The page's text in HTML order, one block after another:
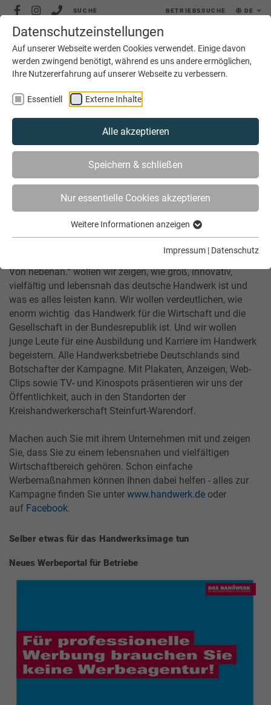
Datenschutzeinstellungen
Auf unserer Webseite werden Cookies verwendet. Einige davon
werden zwingend benötigt, während es uns andere ermöglichen,
Ihre Nutzererfahrung auf unserer Webseite zu verbessern.
Essentiell Externe Inhalte
Alle akzeptieren
Speichern & schließen
Nur essentielle Cookies akzeptieren
Weitere Informationen anzeigen
Impressum | Datenschutz
SUCHE BETRIEBSSUCHE DE
MENÜ
SERVICE
MARKETING
IMAGEKAMPAGNE HANDWERK
Die Imagekampagne des Handwerks
Unter dem Motto „Das Handwerk. Die Wirtschaftsmacht.
Von nebenan.“ wollen wir zeigen, wie groß, innovativ,
vielfältig und lebensnah das deutsche Handwerk ist und
was es alles leisten kann. Wir wollen verdeutlichen, wie
enorm wichtig das Handwerk für die Wirtschaft und die
Gesellschaft in der Bundesrepublik ist. Und wir wollen
junge Leute für eine Ausbildung und Karriere im Handwerk
begeistern. Alle Handwerksbetriebe Deutschlands sind
Botschafter der Kampagne. Mit Plakaten, Anzeigen, Web-
Clips sowie TV- und Kinospots präsentieren wir uns der
Öffentlichkeit, auch in den Standorten der
Kreishandwerkerschaft Steinfurt-Warendorf.
Machen auch Sie mit ihrem Unternehmen mit und zeigen
Sie, dass Sie zu einem lebensnahen und vielfältigen
Wirtschaftbereich gehören. Schon einfache
Werbemaßnahmen können Ihnen dabei helfen - alles zur
Kampagne finden Sie unter www.handwerk.de oder
auf Facebook.
Selber etwas für das Handwerksimage tun
Neues Werbeportal für Betriebe